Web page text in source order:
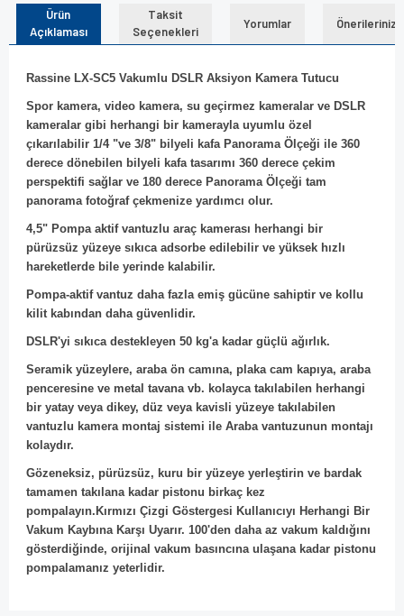
Ürün
Açıklaması
Taksit
Seçenekleri
Yorumlar Önerileriniz
Rassine LX-SC5 Vakumlu DSLR Aksiyon Kamera Tutucu
Spor kamera, video kamera, su geçirmez kameralar ve DSLR
kameralar gibi herhangi bir kamerayla uyumlu özel
çıkarılabilir 1/4 "ve 3/8" bilyeli kafa Panorama Ölçeği ile 360
derece dönebilen bilyeli kafa tasarımı 360 derece çekim
perspektifi sağlar ve 180 derece Panorama Ölçeği tam
panorama fotoğraf çekmenize yardımcı olur.
4,5" Pompa aktif vantuzlu araç kamerası herhangi bir
pürüzsüz yüzeye sıkıca adsorbe edilebilir ve yüksek hızlı
hareketlerde bile yerinde kalabilir.
Pompa-aktif vantuz daha fazla emiş gücüne sahiptir ve kollu
kilit kabından daha güvenlidir.
DSLR'yi sıkıca destekleyen 50 kg'a kadar güçlü ağırlık.
Seramik yüzeylere, araba ön camına, plaka cam kapıya, araba
penceresine ve metal tavana vb. kolayca takılabilen herhangi
bir yatay veya dikey, düz veya kavisli yüzeye takılabilen
vantuzlu kamera montaj sistemi ile Araba vantuzunun montajı
kolaydır.
Gözeneksiz, pürüzsüz, kuru bir yüzeye yerleştirin ve bardak
tamamen takılana kadar pistonu birkaç kez
pompalayın. Kırmızı Çizgi Göstergesi Kullanıcıyı Herhangi Bir
Vakum Kaybına Karşı Uyarır. 100'den daha az vakum kaldığını
gösterdiğinde, orijinal vakum basıncına ulaşana kadar pistonu
pompalamanız yeterlidir.